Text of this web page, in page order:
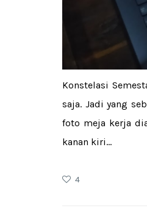
Konstelasi
saja. Jadi yang
foto meja kerja
kanan kiri...
4